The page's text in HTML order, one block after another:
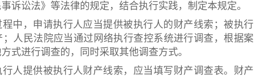
诉讼法》等法律的规定，结合执行实践，制定本规定。
中，申请执行人应当提供被执行人的财产线索；被执行
人民法院应当通过网络执行查控系统进行调查，根据案
式进行调查的，同时采取其他调查方式。
人提供被执行人财产线索，应当填写财产调查表。财产